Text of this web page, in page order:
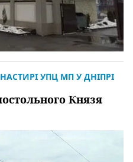
Князя
УПЦ МП У ДНІПРІ